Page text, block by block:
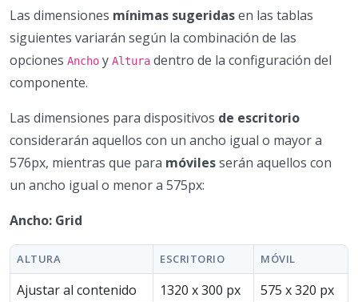
Las dimensiones mínimas sugeridasen las tablas
siguientes variarán según la combinación de las
opciones Ancho y Altura dentro de la configuración del
componente.
Las dimensiones para dispositivos de escritorio
considerarán aquellos con un ancho igual o mayor a
576px, mientras que para móvilesserán aquellos con
un ancho igual o menor a 575px:
Ancho: Grid
ALTURA ESCRITORIO MÓVIL
Ajustar al contenido 1320 x 300 px
575 x 320 px